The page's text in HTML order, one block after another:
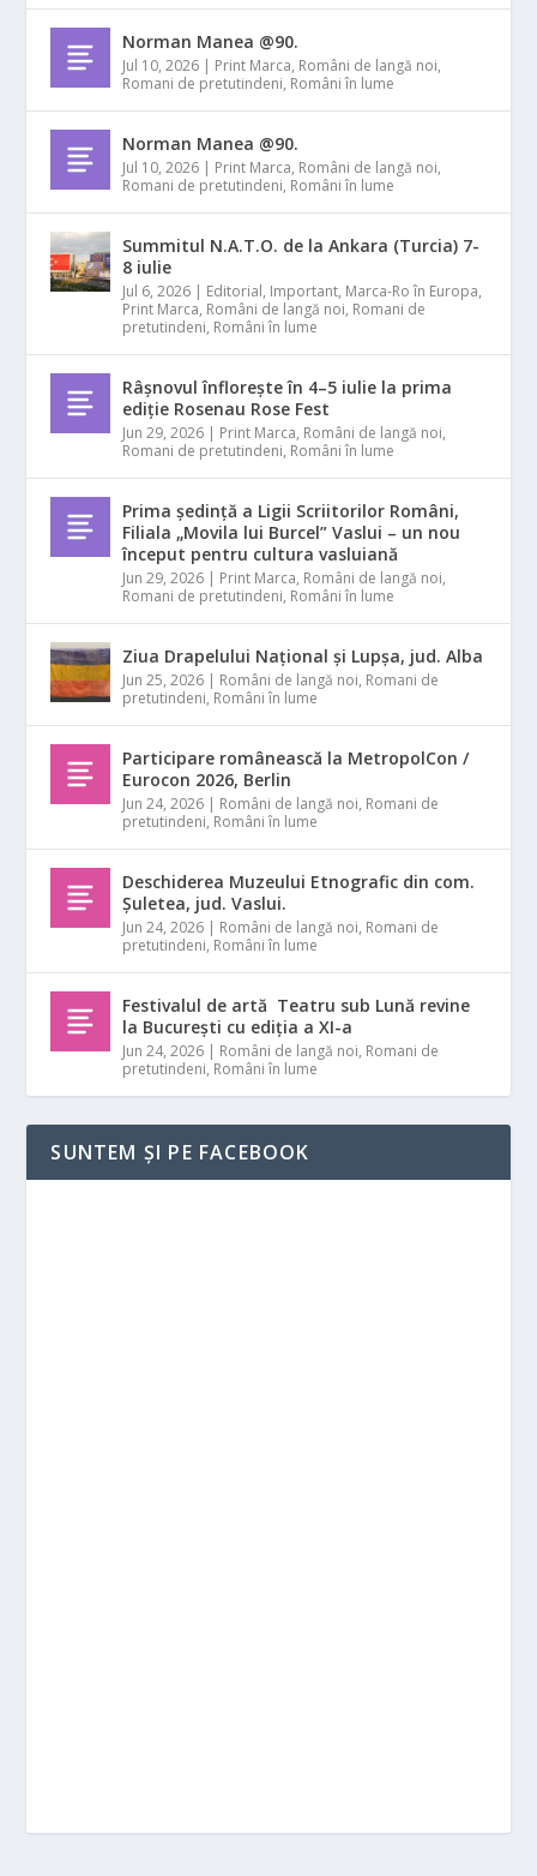
Norman Manea @90.
Jul 10, 2026 | Print Marca, Români de langă noi,
Romani de pretutindeni, Români în lume
Norman Manea @90.
Jul 10, 2026 | Print Marca, Români de langă noi,
Romani de pretutindeni, Români în lume
Summitul N.A.T.O. de la Ankara (Turcia) 7-
8 iulie
Jul 6, 2026 | Editorial, Important, Marca-Ro în Europa,
Print Marca, Români de langă noi, Romani de
pretutindeni, Români în lume
Râșnovul înflorește în 4–5 iulie la prima
ediție Rosenau Rose Fest
Jun 29, 2026 | Print Marca, Români de langă noi,
Romani de pretutindeni, Români în lume
Prima ședință a Ligii Scriitorilor Români,
Filiala „Movila lui Burcel” Vaslui – un nou
început pentru cultura vasluiană
Jun 29, 2026 | Print Marca, Români de langă noi,
Romani de pretutindeni, Români în lume
Ziua Drapelului Național și Lupșa, jud. Alba
Jun 25, 2026 | Români de langă noi, Romani de
pretutindeni, Români în lume
Participare românească la MetropolCon /
Eurocon 2026, Berlin
Jun 24, 2026 | Români de langă noi, Romani de
pretutindeni, Români în lume
Deschiderea Muzeului Etnografic din com.
Șuletea, jud. Vaslui.
Jun 24, 2026 | Români de langă noi, Romani de
pretutindeni, Români în lume
Festivalul de artă Teatru sub Lună revine
la București cu ediția a XI-a
Jun 24, 2026 | Români de langă noi, Romani de
pretutindeni, Români în lume
SUNTEM ȘI PE FACEBOOK